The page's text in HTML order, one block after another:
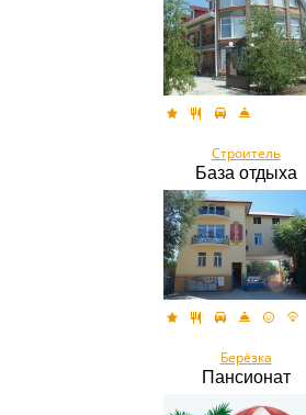
Строитель
База отдыха
Берёзка
Пансионат